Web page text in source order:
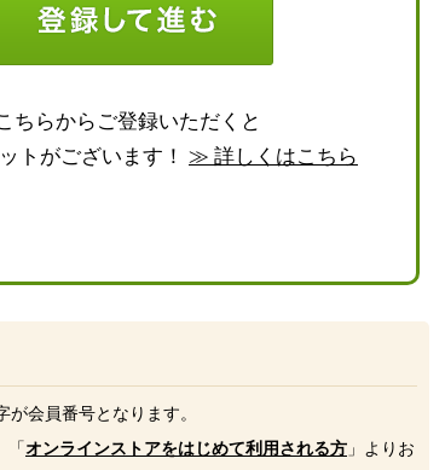
ちらからご登録いただくと
トがございます！ ≫ 詳しくはこちら
会員番号となります。
「オンラインストアをはじめて利用される方 」よりお